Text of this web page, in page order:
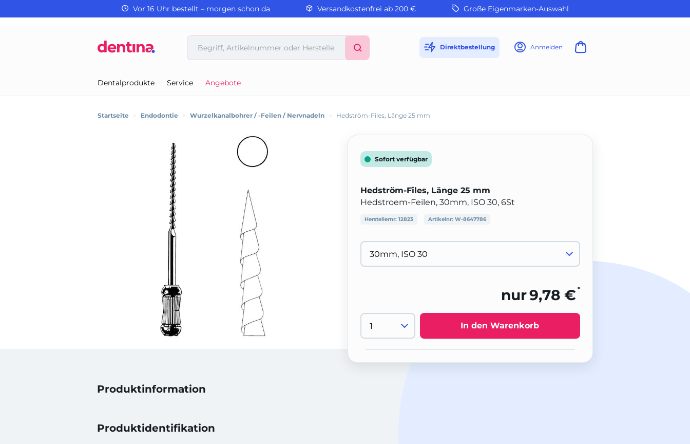
Vor 16 Uhr bestellt – morgen schon da Versandkostenfrei ab 200 € Große Eigenmarken-Auswahl
Direktbestellung Anmelden
Dentalprodukte Service Angebote
Startseite > Endodontie > Wurzelkanalbohrer / -Feilen / Nervnadeln > Hedström-Files, Länge 25 mm
Produktinformation
Produktidentifikation
Sofort verfügbar
Hedström-Files, Länge 25 mm
Hedstroem-Feilen, 30mm, ISO 30, 6St
Herstellernr: 12823 Artikelnr: W-8647786
nur9,78 € *
In den Warenkorb